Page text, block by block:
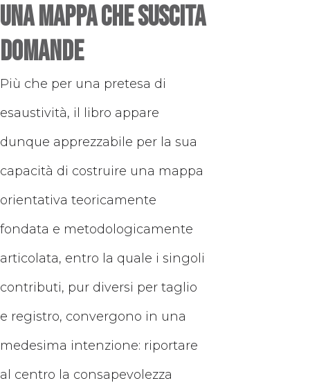
Una mappa che suscita
domande
Più che per una pretesa di
esaustività, il libro appare
dunque apprezzabile per la sua
capacità di costruire una mappa
orientativa teoricamente
fondata e metodologicamente
articolata, entro la quale i singoli
contributi, pur diversi per taglio
e registro, convergono in una
medesima intenzione: riportare
al centro la consapevolezza